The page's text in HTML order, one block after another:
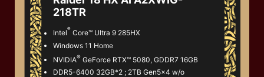
218TR
Intel
®
Core™ Ultra 9 285HX
Windows 11 Home
NVIDIA® GeForce RTX™ 5080, GDDR7 16GB
DDR5-6400 32GB*2 ; 2TB Gen5x4 w/o